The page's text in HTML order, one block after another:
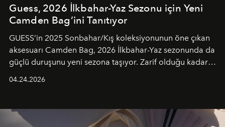
Guess, 2026 İlkbahar-Yaz Sezonu için Yeni
Camden Bag’ini Tanıtıyor
GUESS’in 2025 Sonbahar/Kış koleksiyonunun öne çıkan
aksesuarı Camden Bag, 2026 İlkbahar-Yaz sezonunda da
güçlü duruşunu yeni sezona taşıyor. Zarif olduğu kadar
04.24.2026